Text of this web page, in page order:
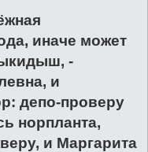
иначе может
-
и
депо-проверу
норпланта,
и Маргарита